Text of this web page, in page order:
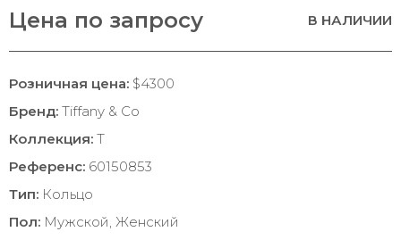
Цена по запросу В НАЛИЧИИ
Розничная цена: $4300
Бренд: Tiffany & Co
Коллекция: T
Референс: 60150853
Тип: Кольцо
Пол: Мужской, Женский